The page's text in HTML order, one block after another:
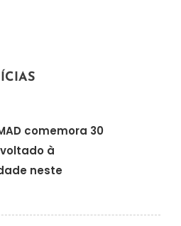
comemora 30
à
neste